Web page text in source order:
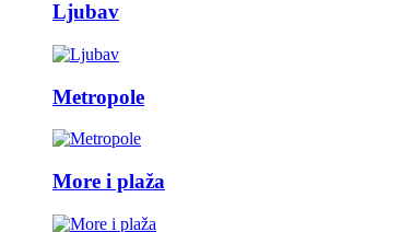
Ljubav
Metropole
More i plaža